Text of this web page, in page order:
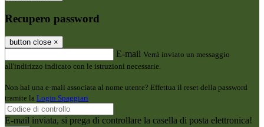
Recupero password
button close ×
E-mail Verrà inviato un messaggio
all'indirizzo indicato con le istruzioni necessarie.
Non hai una e-mail associata al nome utente? Effettua il reset della password
tramite la Login Spaggiari
E-mail inviata, si prega di controllare la casella di posta elettronica!